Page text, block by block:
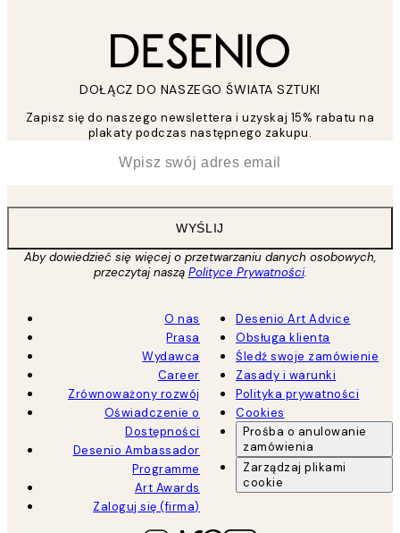
DOŁĄCZ DO NASZEGO ŚWIATA SZTUKI
Zapisz się do naszego newslettera i uzyskaj 15% rabatu na
plakaty podczas następnego zakupu.
WYŚLIJ
Aby dowiedzieć się więcej o przetwarzaniu danych osobowych,
przeczytaj naszą Polityce Prywatności.
O nas
Prasa
Wydawca
Career
Zrównoważony rozwój
Oświadczenie o
Dostępności
Desenio Ambassador
Programme
Art Awards
Zaloguj się (firma)
Desenio Art Advice
Obsługa klienta
Śledź swoje zamówienie
Zasady i warunki
Polityka prywatności
Cookies
Prośba o anulowanie
zamówienia
Zarządzaj plikami
cookie